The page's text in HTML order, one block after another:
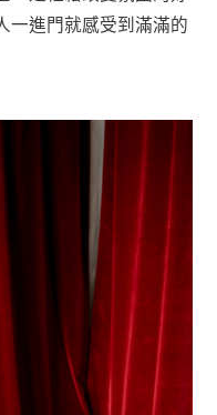
一進門就感受到滿滿的